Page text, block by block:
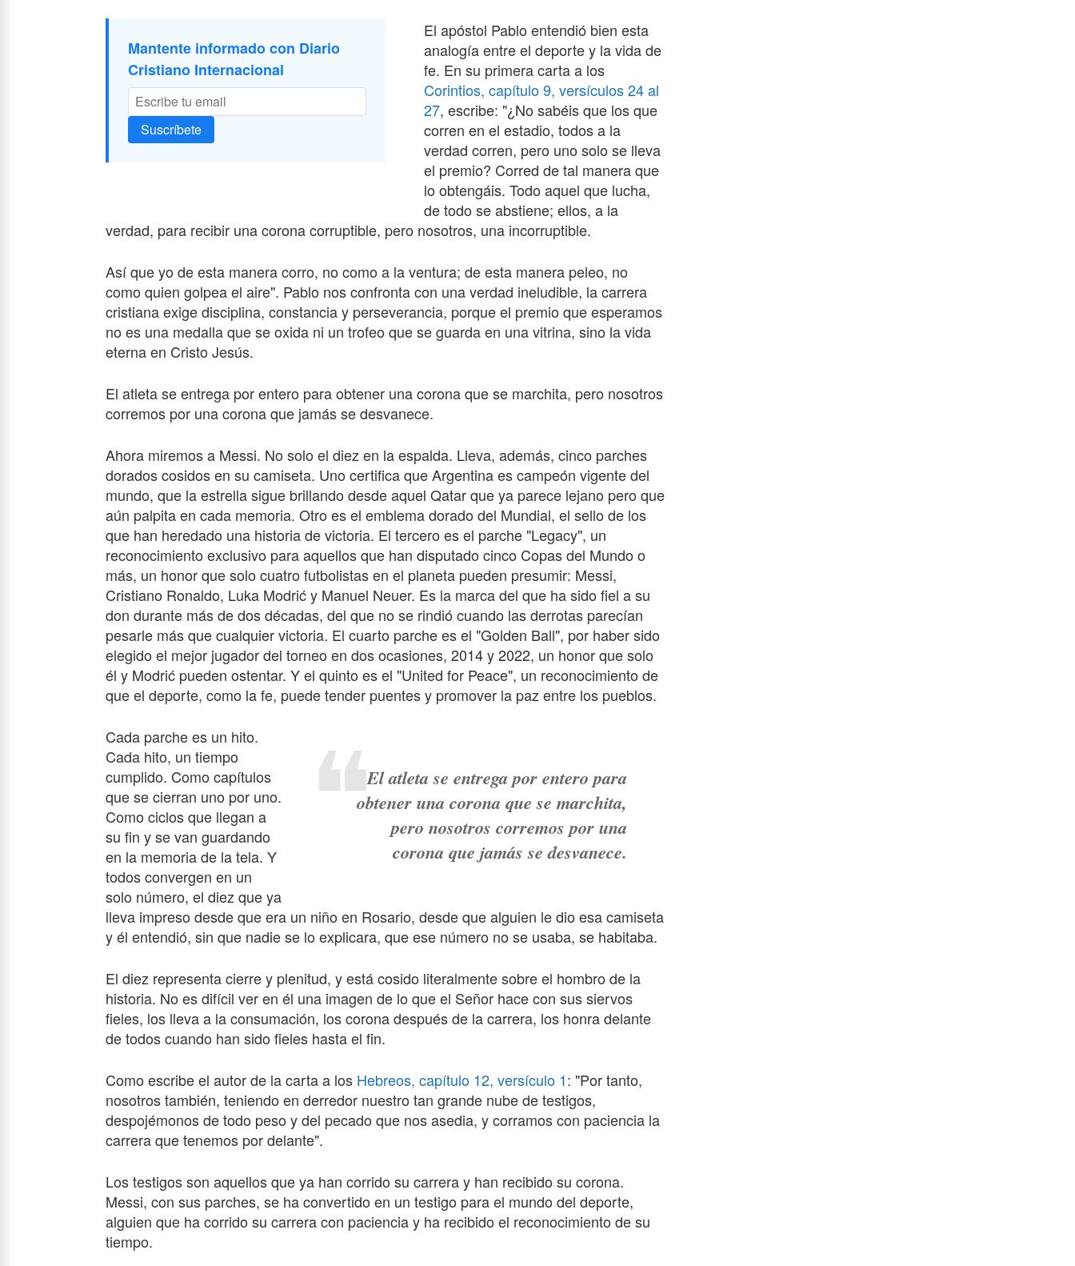
Mantente informado con Diario
Cristiano Internacional
Suscríbete
El apóstol Pablo entendió bien esta
analogía entre el deporte y la vida de
fe. En su primera carta a los
Corintios, capítulo 9, versículos 24 al
27, escribe: "¿No sabéis que los que
corren en el estadio, todos a la
verdad corren, pero uno solo se lleva
el premio? Corred de tal manera que
lo obtengáis. Todo aquel que lucha,
de todo se abstiene; ellos, a la
verdad, para recibir una corona corruptible, pero nosotros, una incorruptible.
Así que yo de esta manera corro, no como a la ventura; de esta manera peleo, no
como quien golpea el aire". Pablo nos confronta con una verdad ineludible, la carrera
cristiana exige disciplina, constancia y perseverancia, porque el premio que esperamos
no es una medalla que se oxida ni un trofeo que se guarda en una vitrina, sino la vida
eterna en Cristo Jesús.
El atleta se entrega por entero para obtener una corona que se marchita, pero nosotros
corremos por una corona que jamás se desvanece.
Ahora miremos a Messi. No solo el diez en la espalda. Lleva, además, cinco parches
dorados cosidos en su camiseta. Uno certifica que Argentina es campeón vigente del
mundo, que la estrella sigue brillando desde aquel Qatar que ya parece lejano pero que
aún palpita en cada memoria. Otro es el emblema dorado del Mundial, el sello de los
que han heredado una historia de victoria. El tercero es el parche "Legacy", un
reconocimiento exclusivo para aquellos que han disputado cinco Copas del Mundo o
más, un honor que solo cuatro futbolistas en el planeta pueden presumir: Messi,
Cristiano Ronaldo, Luka Modrić y Manuel Neuer. Es la marca del que ha sido fiel a su
don durante más de dos décadas, del que no se rindió cuando las derrotas parecían
pesarle más que cualquier victoria. El cuarto parche es el "Golden Ball", por haber sido
elegido el mejor jugador del torneo en dos ocasiones, 2014 y 2022, un honor que solo
él y Modrić pueden ostentar. Y el quinto es el "United for Peace", un reconocimiento de
que el deporte, como la fe, puede tender puentes y promover la paz entre los pueblos.
El atleta se entrega por entero para
obtener una corona que se marchita,
pero nosotros corremos por una
corona que jamás se desvanece.
Cada parche es un hito.
Cada hito, un tiempo
cumplido. Como capítulos
que se cierran uno por uno.
Como ciclos que llegan a
su fin y se van guardando
en la memoria de la tela. Y
todos convergen en un
solo número, el diez que ya
lleva impreso desde que era un niño en Rosario, desde que alguien le dio esa camiseta
y él entendió, sin que nadie se lo explicara, que ese número no se usaba, se habitaba.
El diez representa cierre y plenitud, y está cosido literalmente sobre el hombro de la
historia. No es difícil ver en él una imagen de lo que el Señor hace con sus siervos
fieles, los lleva a la consumación, los corona después de la carrera, los honra delante
de todos cuando han sido fieles hasta el fin.
Como escribe el autor de la carta a los Hebreos, capítulo 12, versículo 1: "Por tanto,
nosotros también, teniendo en derredor nuestro tan grande nube de testigos,
despojémonos de todo peso y del pecado que nos asedia, y corramos con paciencia la
carrera que tenemos por delante".
Los testigos son aquellos que ya han corrido su carrera y han recibido su corona.
Messi, con sus parches, se ha convertido en un testigo para el mundo del deporte,
alguien que ha corrido su carrera con paciencia y ha recibido el reconocimiento de su
tiempo.